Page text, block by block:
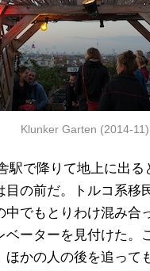
Klunker Garten (2014-11)
駅で降りて地上に出
の前だ。トルコ系移
中でもとりわけ混み合
ベーターを見付けた。
かの人の後を追って